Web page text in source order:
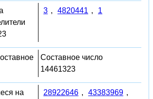
3 , 4820441 , 1
Составное число
14461323
на
28922646 , 43383969 ,